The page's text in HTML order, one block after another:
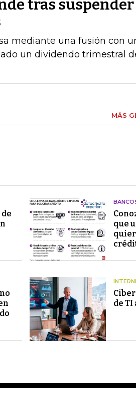
tras
mediante una fusión con
un dividendo trimestral
MÁS
que
de TI